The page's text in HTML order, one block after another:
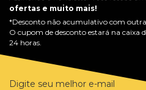
ofertas e muito mais!
*Desconto não acumulativo com
O cupom de desconto estará na caixa
24 horas.
Digite seu melhor e-mail